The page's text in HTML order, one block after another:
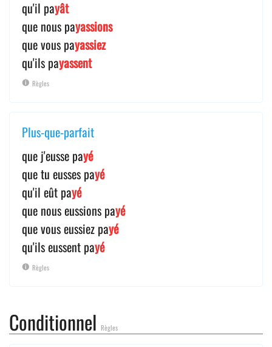
qu'il payât
que nous payassions
que vous payassiez
qu'ils payassent
Règles
Plus-que-parfait
que j'eusse payé
que tu eusses payé
qu'il eût payé
que nous eussions payé
que vous eussiez payé
qu'ils eussent payé
Règles
Conditionnel Règles